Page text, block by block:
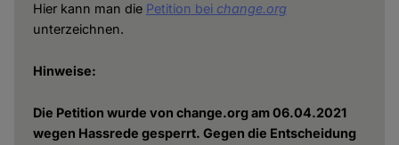
Hier kann man die Petition bei change.org
unterzeichnen.
Hinweise:
Die Petition wurde von change.org am 06.04.2021
wegen Hassrede gesperrt. Gegen die Entscheidung